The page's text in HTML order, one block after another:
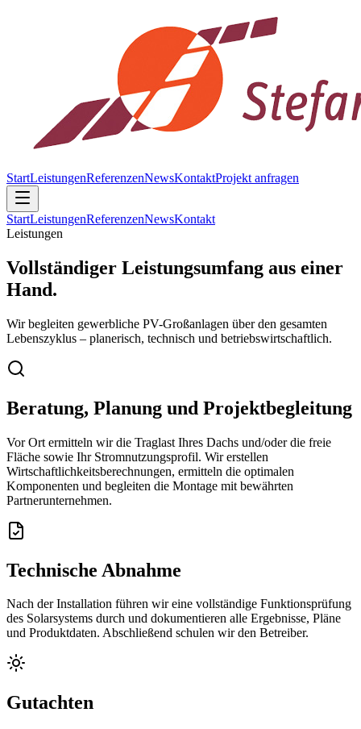
StartLeistungenReferenzenNewsKontaktProjekt anfragen
StartLeistungenReferenzenNewsKontakt
Leistungen
Vollständiger Leistungsumfang aus einer
Hand.
Wir begleiten gewerbliche PV-Großanlagen über den gesamten
Lebenszyklus – planerisch, technisch und betriebswirtschaftlich.
Beratung, Planung und Projektbegleitung
Vor Ort ermitteln wir die Traglast Ihres Dachs und/oder die freie
Fläche sowie Ihr Stromnutzungsprofil. Wir erstellen
Wirtschaftlichkeitsberechnungen, ermitteln die optimalen
Komponenten und begleiten die Montage mit bewährten
Partnerunternehmen.
Technische Abnahme
Nach der Installation führen wir eine vollständige Funktionsprüfung
des Solarsystems durch und dokumentieren alle Ergebnisse, Pläne
und Produktdaten. Abschließend schulen wir den Betreiber.
Gutachten